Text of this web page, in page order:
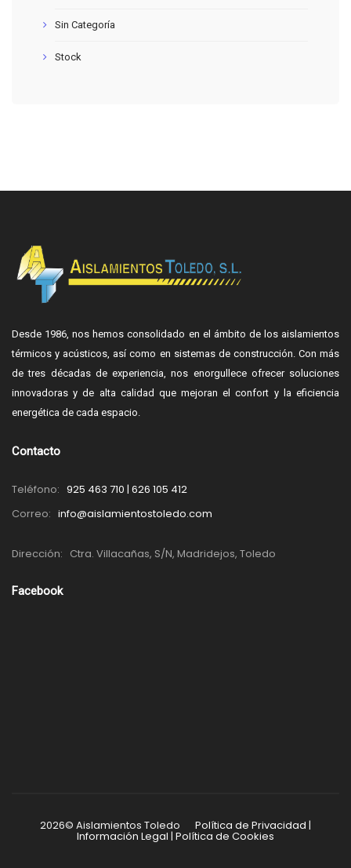
Sin Categoría
Stock
Desde 1986, nos hemos consolidado en el ámbito de los aislamientos
térmicos y acústicos, así como en sistemas de construcción. Con más
de tres décadas de experiencia, nos enorgullece ofrecer soluciones
innovadoras y de alta calidad que mejoran el confort y la eficiencia
energética de cada espacio.
Contacto
Teléfono: 925 463 710 | 626 105 412
Correo: info@aislamientostoledo.com
Dirección: Ctra. Villacañas, S/N, Madridejos, Toledo
Facebook
2026© Aislamientos Toledo Política de Privacidad |
Información Legal | Política de Cookies